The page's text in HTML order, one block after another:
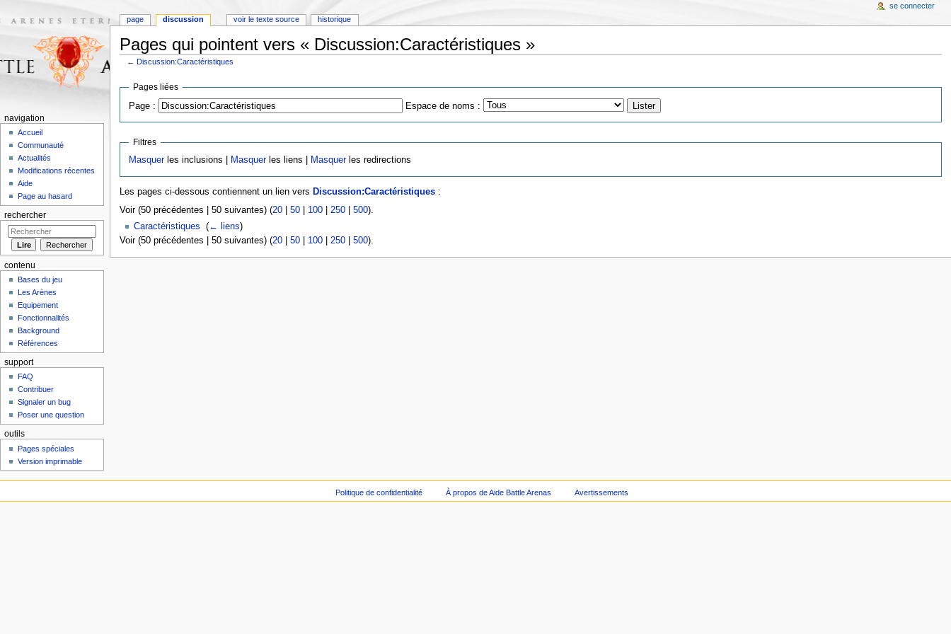
Pages qui pointent vers « Discussion:Caractéristiques »
←Discussion:Caractéristiques
Pages liées
Page :
Espace de noms :
Filtres
Masquerles inclusions | Masquerles liens | Masquerles redirections
Les pages ci-dessous contiennent un lien vers Discussion:Caractéristiques:
Voir (50 précédentes | 50 suivantes) (20| 50| 100| 250| 500).
Caractéristiques
(← liens)
Voir (50 précédentes | 50 suivantes) (20| 50| 100| 250| 500).
page discussion voir le texte source historique
se connecter
navigation
Accueil
Communauté
Actualités
Modifications récentes
Aide
Page au hasard
rechercher
contenu
Bases du jeu
Les Arènes
Equipement
Fonctionnalités
Background
Références
support
FAQ
Contribuer
Signaler un bug
Poser une question
outils
Pages spéciales
Version imprimable
Politique de confidentialité À propos de Aide Battle Arenas Avertissements